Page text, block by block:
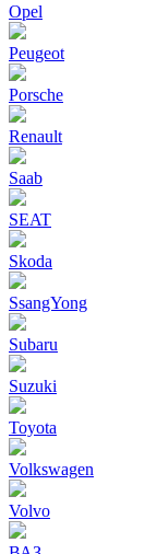
Opel
Peugeot
Porsche
Renault
Saab
SEAT
Skoda
SsangYong
Subaru
Suzuki
Toyota
Volkswagen
Volvo